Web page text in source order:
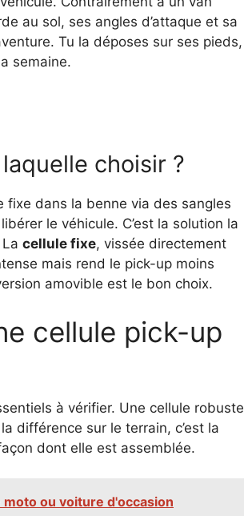
au sol, ses angles d’attaque et sa
Tu la déposes sur ses pieds,
semaine.
choisir ?
fixe dans la benne via des sangles
le véhicule. C’est la solution la
cellule fixe, vissée directement
mais rend le pick-up moins
amovible est le bon choix.
cellule pick-up
à vérifier. Une cellule robuste
différence sur le terrain, c’est la
dont elle est assemblée.
ou voiture d'occasion